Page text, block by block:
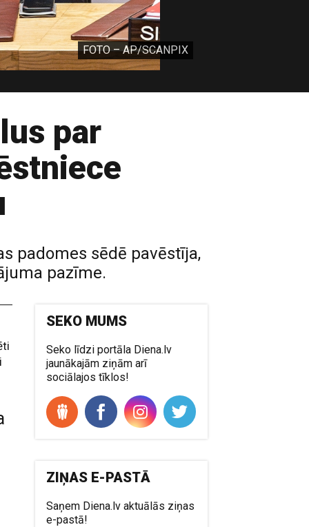
FOTO – AP/SCANPIX
par
padomes sēdē pavēstīja,
pazīme.
SEKO MUMS
Seko līdzi portāla Diena.lv
jaunākajām ziņām arī
sociālajos tīklos!
ZIŅAS E-PASTĀ
Saņem Diena.lv aktuālās ziņas
e-pastā!